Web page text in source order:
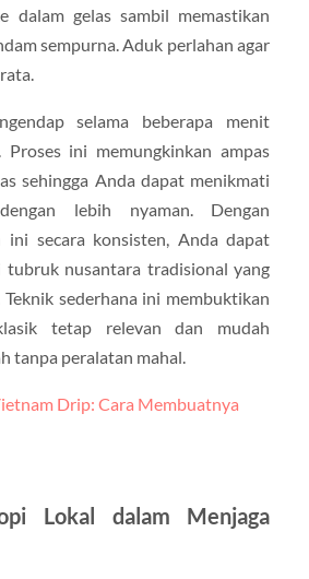
dalam gelas sambil memastikan
sempurna. Aduk perlahan agar
selama beberapa menit
Proses ini memungkinkan ampas
sehingga Anda dapat menikmati
lebih nyaman. Dengan
ini secara konsisten, Anda dapat
tubruk nusantara tradisional yang
sederhana ini membuktikan
tetap relevan dan mudah
tanpa peralatan mahal.
Drip: Cara Membuatnya
Lokal dalam Menjaga